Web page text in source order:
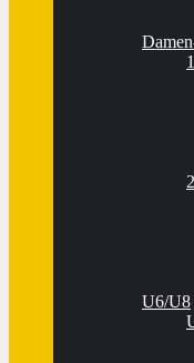
U6/U8